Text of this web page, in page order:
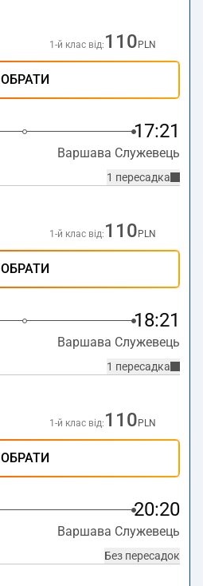
1-й клас від: 110 PLN
ОБРАТИ
17:21
Варшава Служевець
1 пересадка
1-й клас від: 110 PLN
ОБРАТИ
18:21
Варшава Служевець
1 пересадка
1-й клас від: 110 PLN
ОБРАТИ
20:20
Варшава Служевець
Без пересадок